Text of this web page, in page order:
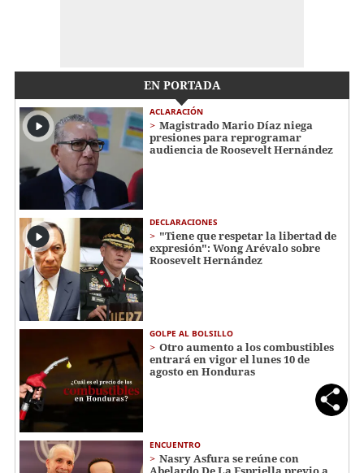
EN PORTADA
ACLARACIÓN
Magistrado Mario Díaz niega
presiones para reprogramar
audiencia de Roosevelt Hernández
DECLARACIONES
"Tiene que respetar la libertad de
expresión": Wong Arévalo sobre
Roosevelt Hernández
GOLPE AL BOLSILLO
Otro aumento a los combustibles
entrará en vigor el lunes 10 de
agosto en Honduras
ENCUENTRO
Nasry Asfura se reúne con